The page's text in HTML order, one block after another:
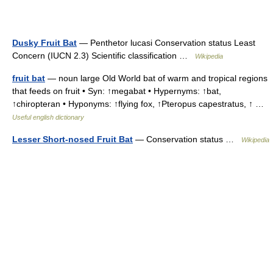
Dusky Fruit Bat — Penthetor lucasi Conservation status Least
Concern (IUCN 2.3) Scientific classification …
Wikipedia
fruit bat — noun large Old World bat of warm and tropical regions
that feeds on fruit • Syn: ↑megabat • Hypernyms: ↑bat,
↑chiropteran • Hyponyms: ↑flying fox, ↑Pteropus capestratus, ↑ …
Useful english dictionary
Lesser Short-nosed Fruit Bat — Conservation status … Wikipedia